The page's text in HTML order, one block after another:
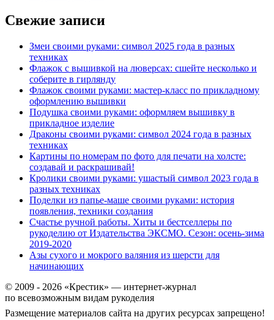
Свежие записи
Змеи своими руками: символ 2025 года в разных
техниках
Флажок с вышивкой на люверсах: сшейте несколько и
соберите в гирлянду
Флажок своими руками: мастер-класс по прикладному
оформлению вышивки
Подушка своими руками: оформляем вышивку в
прикладное изделие
Драконы своими руками: символ 2024 года в разных
техниках
Картины по номерам по фото для печати на холсте:
создавай и раскрашивай!
Кролики своими руками: ушастый символ 2023 года в
разных техниках
Поделки из папье-маше своими руками: история
появления, техники создания
Счастье ручной работы. Хиты и бестселлеры по
рукоделию от Издательства ЭКСМО. Сезон: осень-зима
2019-2020
Азы сухого и мокрого валяния из шерсти для
начинающих
© 2009 - 2026 «Крестик» — интернет-журнал
по всевозможным видам рукоделия
Размещение материалов сайта на других ресурсах запрещено!